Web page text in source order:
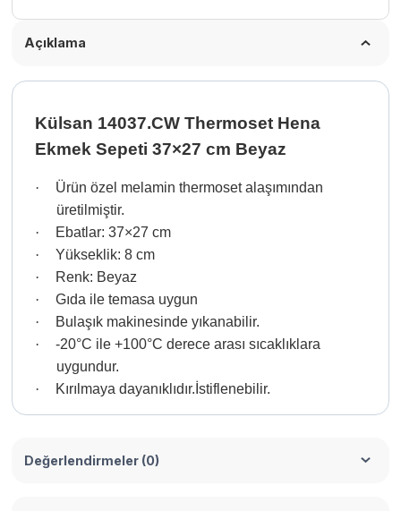
Açıklama
Külsan 14037.CW Thermoset Hena
Ekmek Sepeti 37×27 cm Beyaz
·
Ürün özel melamin thermoset alaşımından
üretilmiştir.
·
Ebatlar: 37×27 cm
·
Yükseklik: 8 cm
·
Renk: Beyaz
·
Gıda ile temasa uygun
·
Bulaşık makinesinde yıkanabilir.
·
-20°C ile +100°C derece arası sıcaklıklara
uygundur.
·
Kırılmaya dayanıklıdır.İstiflenebilir.
Değerlendirmeler (0)